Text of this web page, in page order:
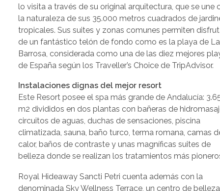
lo visita a través de su original arquitectura, que se une
la naturaleza de sus 35.000 metros cuadrados de
tropicales. Sus suites y zonas comunes permiten
de un fantástico telón de fondo como es la playa de La
Barrosa, considerada como una de las diez mejores
de España según los Traveller’s Choice de TripAdvisor.
Instalaciones dignas del mejor resort
Este Resort posee el spa más grande de Andalucía:
m2 divididos en dos plantas con bañeras de
circuitos de aguas, duchas de sensaciones, piscina
climatizada, sauna, baño turco, terma romana, camas
calor, baños de contraste y unas magníficas suites de
belleza donde se realizan los tratamientos más
Royal Hideaway Sancti Petri cuenta además con la
denominada Sky Wellness Terrace, un centro de belleza